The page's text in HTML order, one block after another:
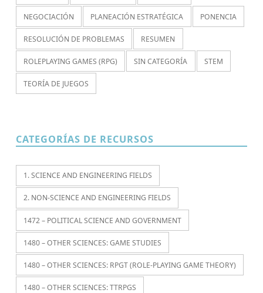
NEGOCIACIÓN PLANEACIÓN ESTRATÉGICA PONENCIA
RESOLUCIÓN DE PROBLEMAS RESUMEN
ROLEPLAYING GAMES (RPG) SIN CATEGORÍA STEM
TEORÍA DE JUEGOS
CATEGORÍAS DE RECURSOS
1. SCIENCE AND ENGINEERING FIELDS
2. NON-SCIENCE AND ENGINEERING FIELDS
1472 – POLITICAL SCIENCE AND GOVERNMENT
1480 – OTHER SCIENCES: GAME STUDIES
1480 – OTHER SCIENCES: RPGT (ROLE-PLAYING GAME THEORY)
1480 – OTHER SCIENCES: TTRPGS